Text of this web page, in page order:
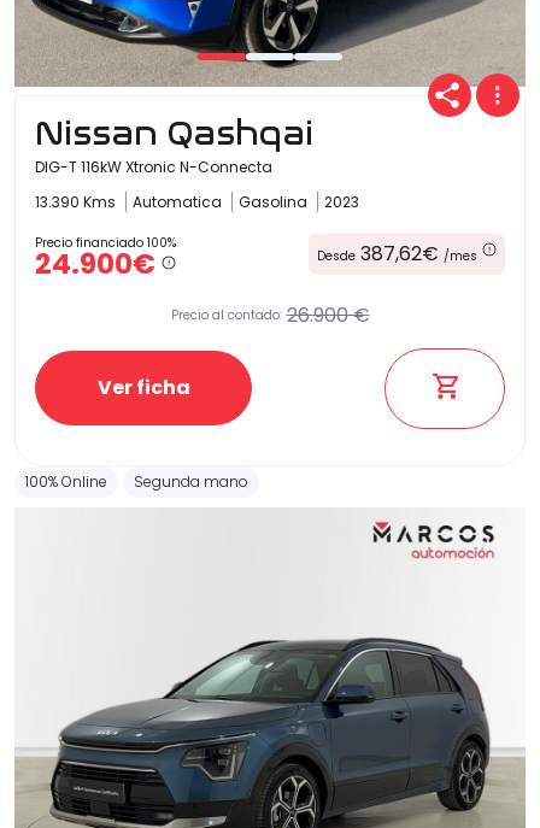
Nissan Qashqai
DIG-T 116kW Xtronic N-Connecta
13.390 Kms
Automatica Gasolina 2023
Precio financiado 100%
24.900€ Desde 387,62€ /mes
Precio al contado: 26.900 €
Ver ficha
100% Online Segunda mano